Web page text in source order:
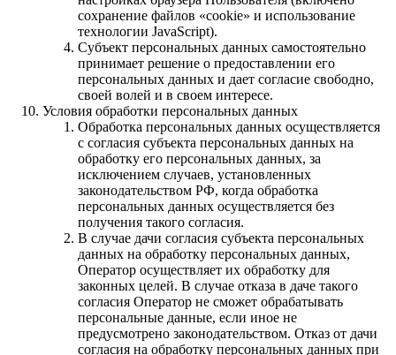
сохранение файлов «cookie» и использование
технологии JavaScript).
Субъект персональных данных самостоятельно
принимает решение о предоставлении его
персональных данных и дает согласие свободно,
своей волей и в своем интересе.
Условия обработки персональных данных
Обработка персональных данных осуществляется
с согласия субъекта персональных данных на
обработку его персональных данных, за
исключением случаев, установленных
законодательством РФ, когда обработка
персональных данных осуществляется без
получения такого согласия.
В случае дачи согласия субъекта персональных
данных на обработку персональных данных,
Оператор осуществляет их обработку для
законных целей. В случае отказа в даче такого
согласия Оператор не сможет обрабатывать
персональные данные, если иное не
предусмотрено законодательством. Отказ от дачи
согласия на обработку персональных данных при